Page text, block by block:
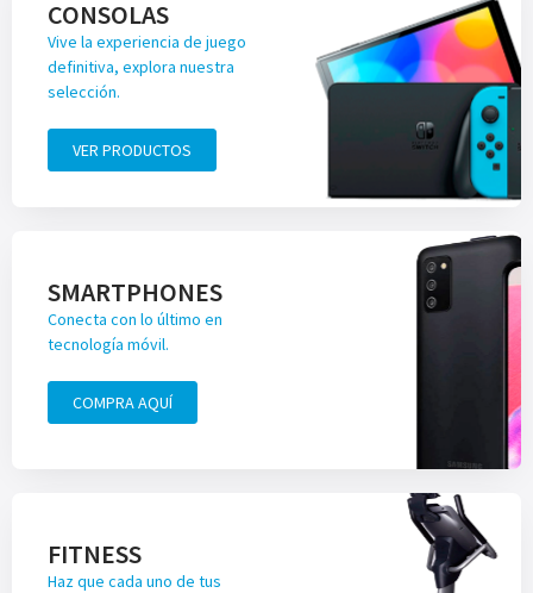
CONSOLAS
Vive la experiencia de juego
definitiva, explora nuestra
selección.
VER PRODUCTOS
SMARTPHONES
Conecta con lo último en
tecnología móvil.
COMPRA AQUÍ
FITNESS
Haz que cada uno de tus